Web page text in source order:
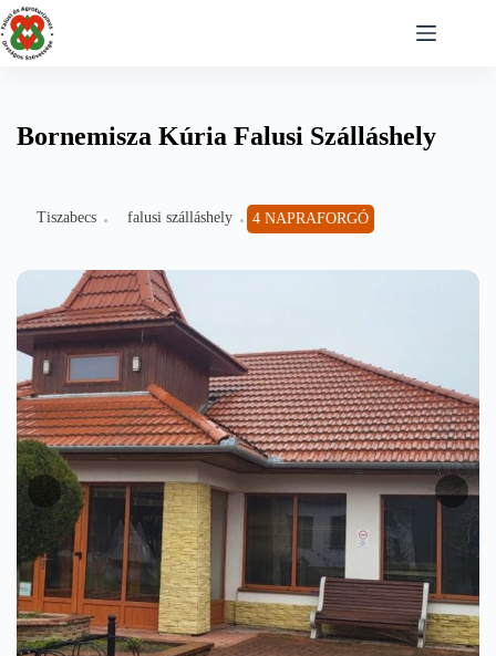
Skip
to
content
Bornemisza Kúria Falusi Szálláshely
Tiszabecs falusi szálláshely 4 NAPRAFORGÓ